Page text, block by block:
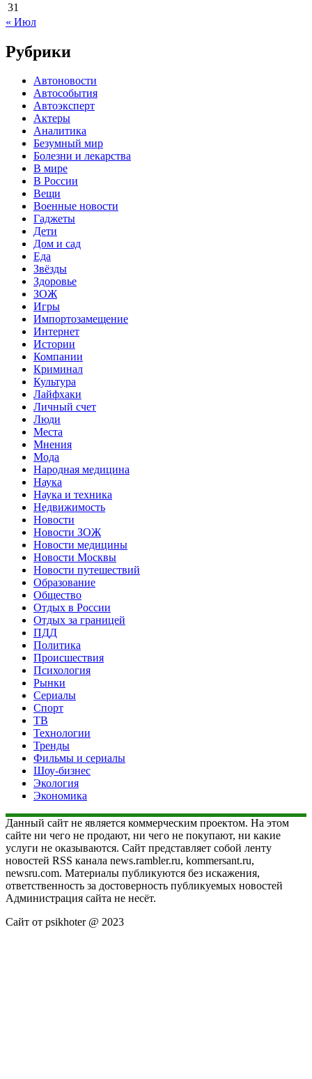
31
« Июл
Рубрики
Автоновости
Автособытия
Автоэксперт
Актеры
Аналитика
Безумный мир
Болезни и лекарства
В мире
В России
Вещи
Военные новости
Гаджеты
Дети
Дом и сад
Еда
Звёзды
Здоровье
ЗОЖ
Игры
Импортозамещение
Интернет
Истории
Компании
Криминал
Культура
Лайфхаки
Личный счет
Люди
Места
Мнения
Мода
Народная медицина
Наука
Наука и техника
Недвижимость
Новости
Новости ЗОЖ
Новости медицины
Новости Москвы
Новости путешествий
Образование
Общество
Отдых в России
Отдых за границей
ПДД
Политика
Происшествия
Психология
Рынки
Сериалы
Спорт
ТВ
Технологии
Тренды
Фильмы и сериалы
Шоу-бизнес
Экология
Экономика
Данный сайт не является коммерческим проектом. На этом
сайте ни чего не продают, ни чего не покупают, ни какие
услуги не оказываются. Сайт представляет собой ленту
новостей RSS канала news.rambler.ru, kommersant.ru,
newsru.com. Материалы публикуются без искажения,
ответственность за достоверность публикуемых новостей
Администрация сайта не несёт.
Сайт от psikhoter @ 2023